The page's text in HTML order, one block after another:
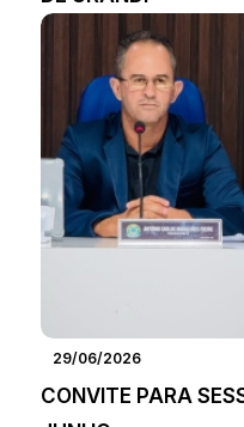
29/06/2026
CONVITE PARA